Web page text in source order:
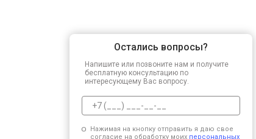
Остались вопросы?
Напишите или позвоните нам и получите
бесплатную консультацию по
интересующему Вас вопросу.
Нажимая на кнопку отправить я даю свое
согласие на обработку моих персональных